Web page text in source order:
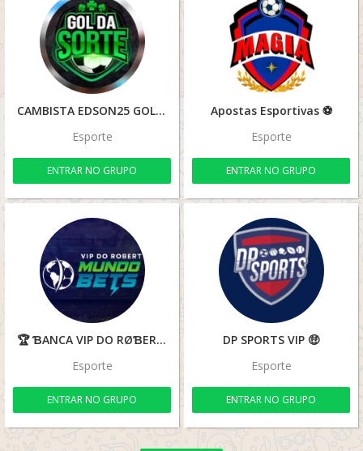
CAMBISTA EDSON25 GOL DA SORTE 🥅⚽☘️💰
Esporte
ENTRAR NO GRUPO
Apostas Esportivas ⚽
Esporte
ENTRAR NO GRUPO
🏆 ƁANCA VIP DO RØƁERT 🏆
Esporte
ENTRAR NO GRUPO
DP SPORTS VIP 🤑
Esporte
ENTRAR NO GRUPO